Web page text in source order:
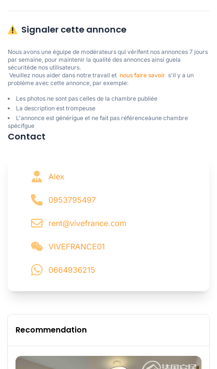
Signaler cette annonce
Nous avons une éguipe de modérateurs qui vérifent nos annonces 7 jours
par semaine, pour maintenir la qualité des annonces ainsi guela
sécuritéde nos utilisateurs.
Veuillez nous aider dans notre travail et nous faire savoir
  s'il y a un
problème avec cette annonce, par exemple:
Les photos ne sont pas celles de la chambre publiée
La description est trompeuse
L'annonce est générigue et ne fait pas référenceàune chambre
spécifgue
Contact
Alex
0953795497
rent@vivefrance.com
VIVEFRANCE01
0664936215
Recommendation